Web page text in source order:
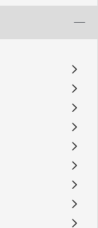
A
A
A
A
A
A
A
A
A